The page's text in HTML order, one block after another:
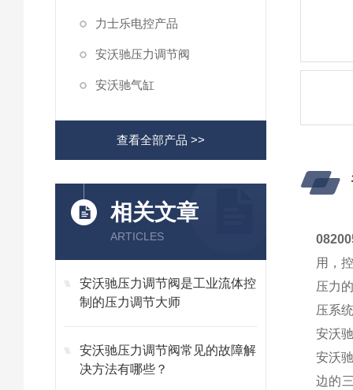
力士乐电控产品
安沃驰压力调节阀
安沃驰气缸
查看全部产品 >>
相关文章
ARTICLES
安沃驰压力调节阀是工业流体控
制的压力调节大师
安沃驰压力调节阀常见的故障解
决方法有哪些？
用，
压力
压系
安沃
安沃
边的